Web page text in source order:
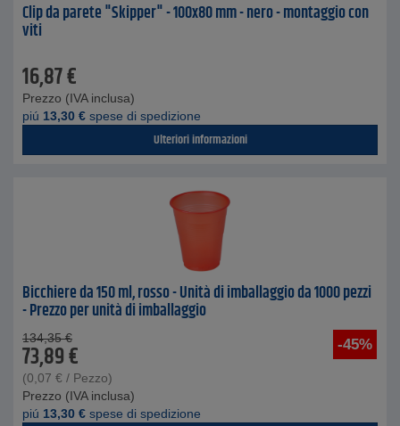
Clip da parete "Skipper" - 100x80 mm - nero - montaggio con
viti
16,87€
Prezzo (IVA inclusa)
piú 13,30 € spese di spedizione
Ulteriori informazioni
Bicchiere da 150 ml, rosso - Unità di imballaggio da 1000 pezzi
- Prezzo per unità di imballaggio
-45%
134,35 €
73,89€
(0,07 € / Pezzo)
Prezzo (IVA inclusa)
piú 13,30 € spese di spedizione